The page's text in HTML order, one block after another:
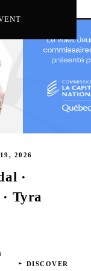
2026
·
Tyra
DISCOVER